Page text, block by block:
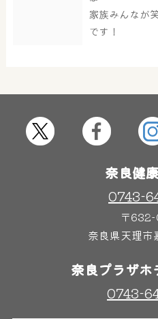
屋内レジャープール
奈良わんぱくランド
家族みんなが
です！
奈良健
0743-
〒
奈良県天理
奈良プラザホ
0743-